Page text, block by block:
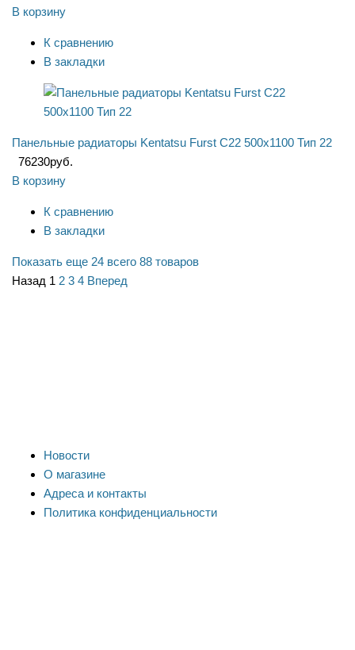
В корзину
К сравнению
В закладки
Панельные радиаторы Kentatsu Furst C22 500x1100 Тип 22
76230руб.
В корзину
К сравнению
В закладки
Показать еще 24 всего 88 товаров
Назад 1 2 3 4 Вперед
Новости
О магазине
Адреса и контакты
Политика конфиденциальности